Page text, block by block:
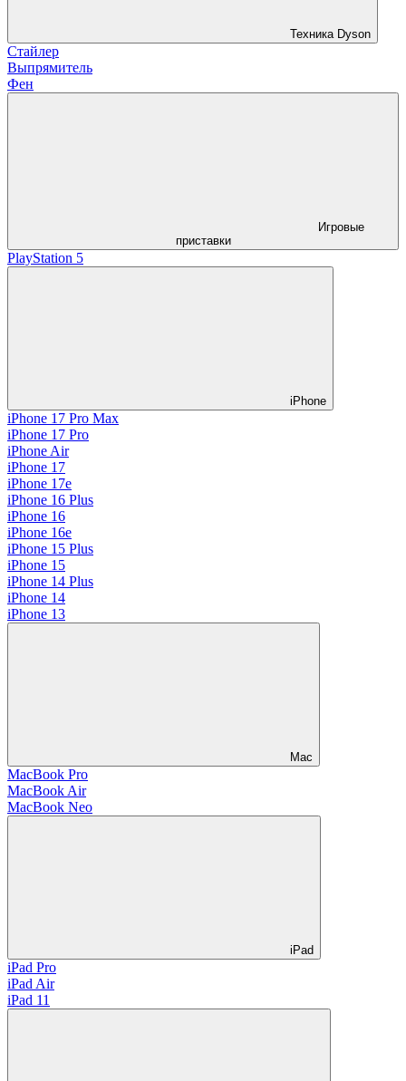
Техника Dyson
Стайлер
Выпрямитель
Фен
Игровые
приставки
PlayStation 5
iPhone
iPhone 17 Pro Max
iPhone 17 Pro
iPhone Air
iPhone 17
iPhone 17e
iPhone 16 Plus
iPhone 16
iPhone 16e
iPhone 15 Plus
iPhone 15
iPhone 14 Plus
iPhone 14
iPhone 13
Mac
MacBook Pro
MacBook Air
MacBook Neo
iPad
iPad Pro
iPad Air
iPad 11